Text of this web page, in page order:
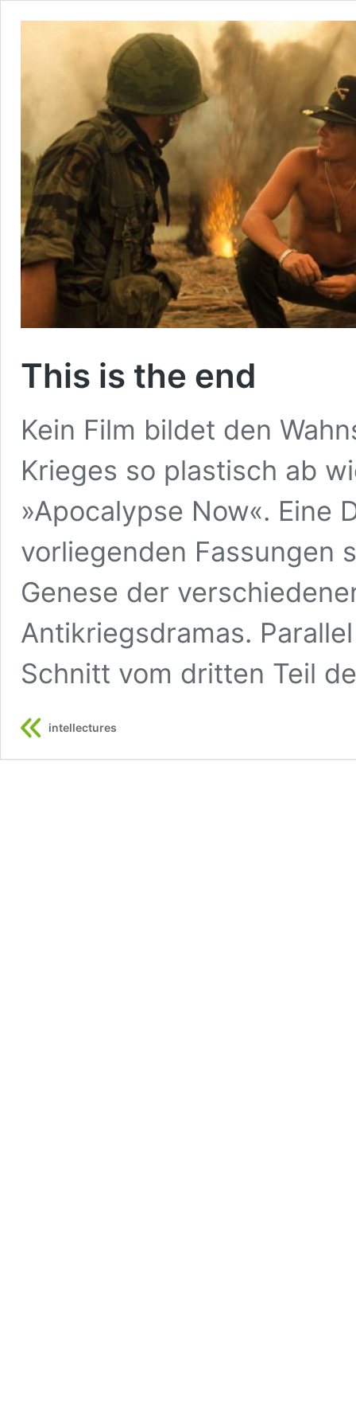
This is the end
Kein Film bildet den
Krieges so plastisch ab
»Apocalypse Now«. Eine
vorliegenden Fassungen
Genese der
Antikriegsdramas.
Schnitt vom dritten Teil
intellectures